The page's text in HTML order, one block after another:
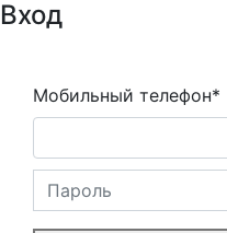
Вход
Мобильный телефон*